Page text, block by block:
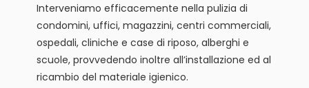
Interveniamo efficacemente nella pulizia di
condomini, uffici, magazzini, centri commerciali,
ospedali, cliniche e case di riposo, alberghi e
scuole, provvedendo inoltre all’installazione ed al
ricambio del materiale igienico.